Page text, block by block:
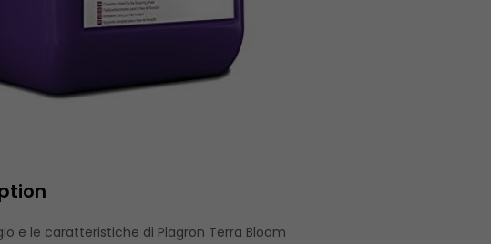
e le caratteristiche di Plagron Terra Bloom